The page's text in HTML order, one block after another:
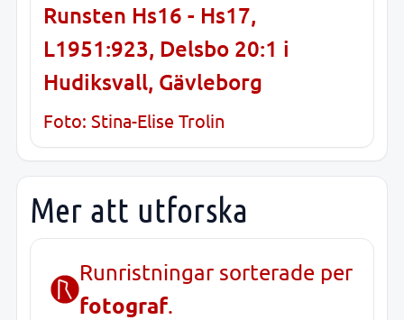
Runsten Hs16 - Hs17,
L1951:923, Delsbo 20:1 i
Hudiksvall, Gävleborg
Foto: Stina-Elise Trolin
Mer att utforska
Runristningar sorterade per
fotograf.